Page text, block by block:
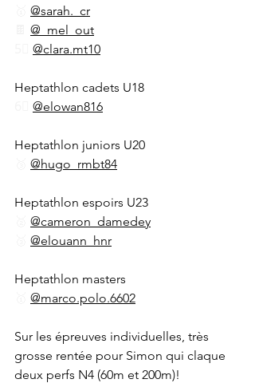
@sarah._cr
@_mel_out
@clara.mt10
Heptathlon cadets U18
@elowan816
Heptathlon juniors U20
@hugo_rmbt84
Heptathlon espoirs U23
@cameron_damedey
@elouann_hnr
Heptathlon masters
@marco.polo.6602
Sur les épreuves individuelles, très
grosse rentée pour Simon qui claque
deux perfs N4 (60m et 200m)!